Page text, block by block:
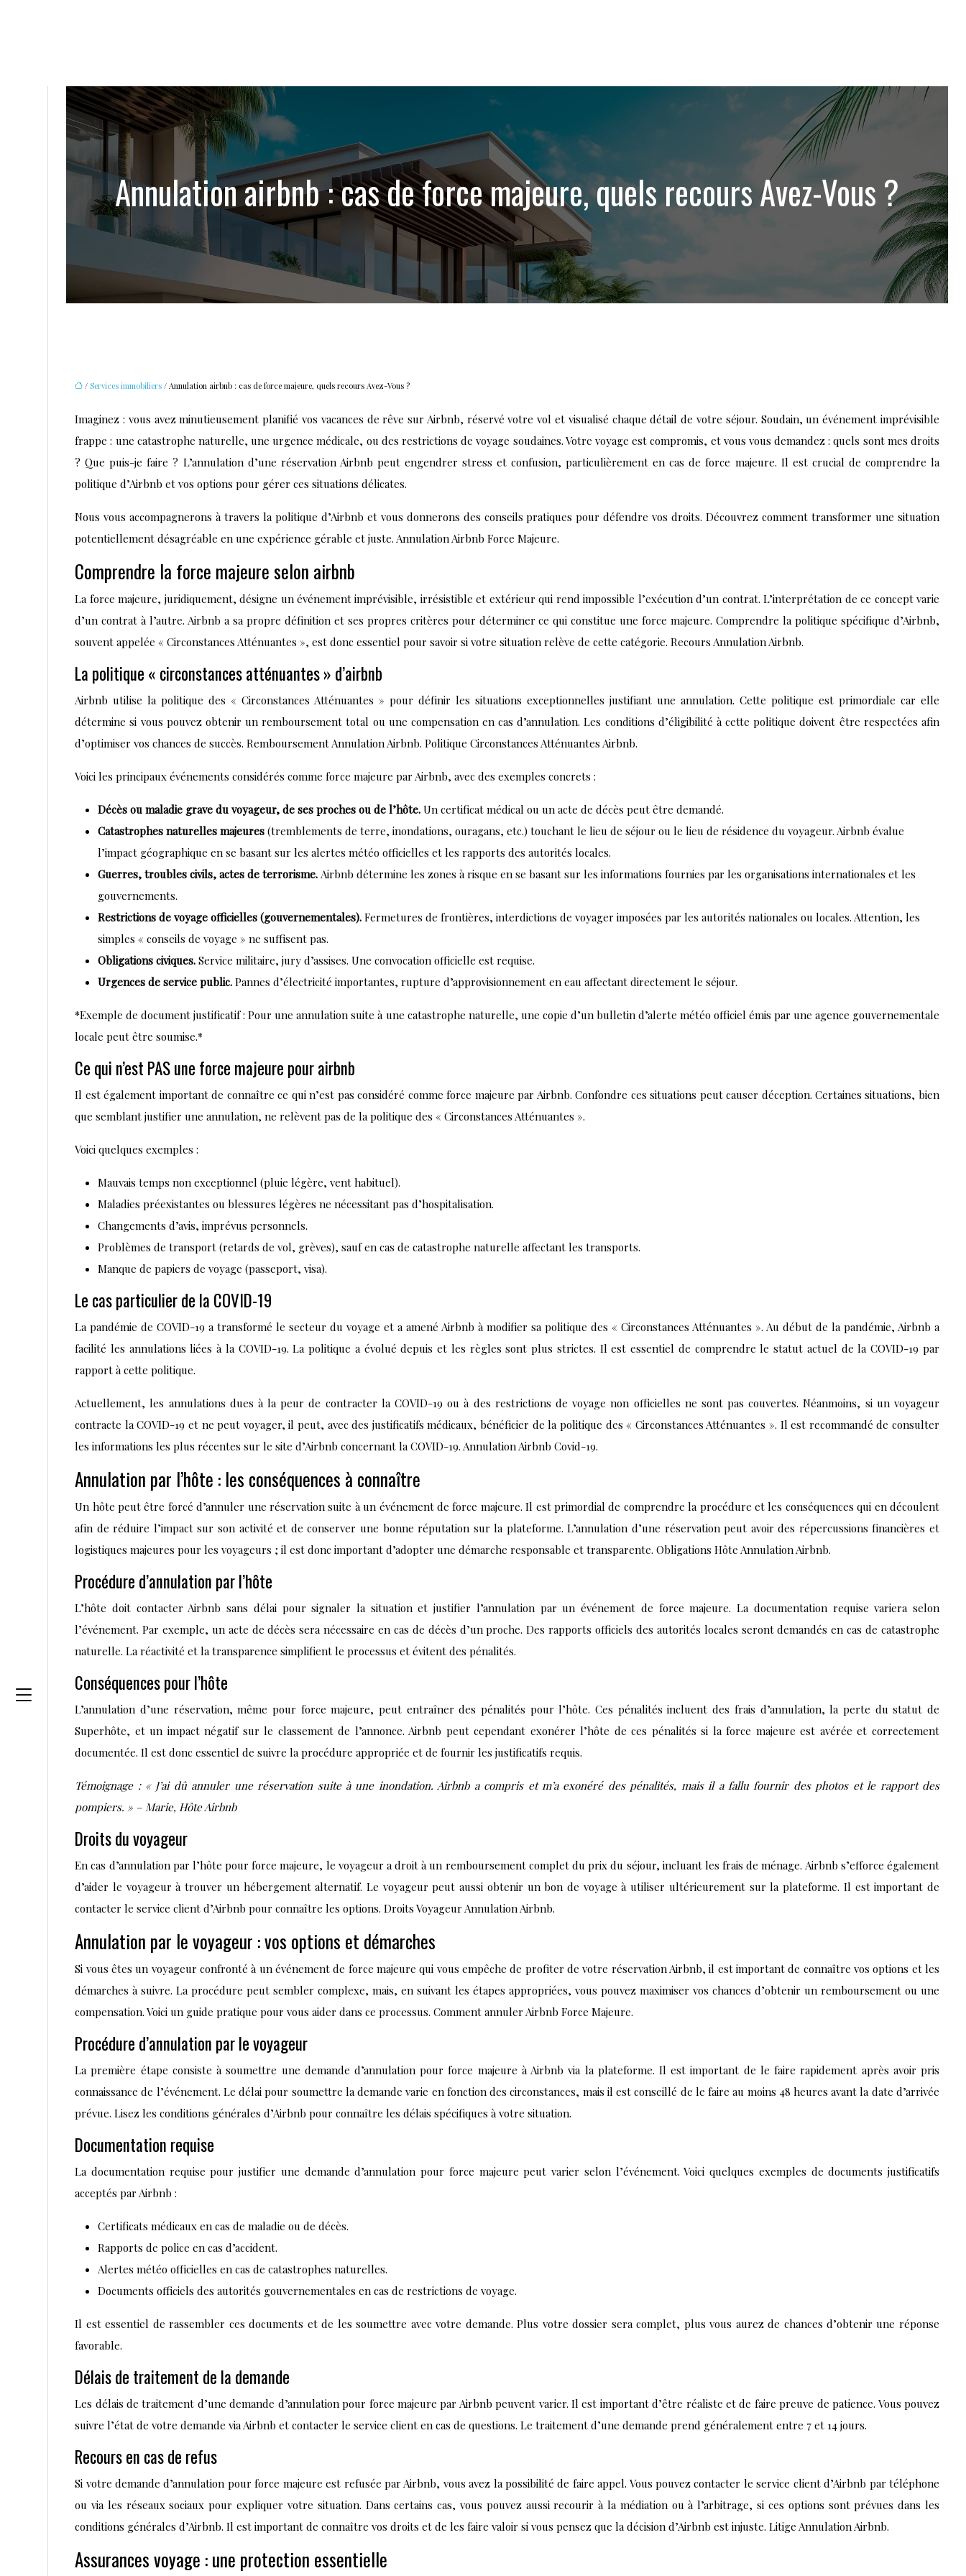
Annulation airbnb : cas de force majeure, quels recours Avez-Vous ?
/Services immobiliers / Annulation airbnb : cas de force majeure, quels recours Avez-Vous ?
Imaginez : vous avez minutieusement planifié vos vacances de rêve sur Airbnb, réservé votre vol et visualisé chaque détail de votre séjour. Soudain, un événement imprévisible
frappe : une catastrophe naturelle, une urgence médicale, ou des restrictions de voyage soudaines. Votre voyage est compromis, et vous vous demandez : quels sont mes droits
? Que puis-je faire ? L’annulation d’une réservation Airbnb peut engendrer stress et confusion, particulièrement en cas de force majeure. Il est crucial de comprendre la
politique d’Airbnb et vos options pour gérer ces situations délicates.
Nous vous accompagnerons à travers la politique d’Airbnb et vous donnerons des conseils pratiques pour défendre vos droits. Découvrez comment transformer une situation
potentiellement désagréable en une expérience gérable et juste. Annulation Airbnb Force Majeure.
Comprendre la force majeure selon airbnb
La force majeure, juridiquement, désigne un événement imprévisible, irrésistible et extérieur qui rend impossible l’exécution d’un contrat. L’interprétation de ce concept varie
d’un contrat à l’autre. Airbnb a sa propre définition et ses propres critères pour déterminer ce qui constitue une force majeure. Comprendre la politique spécifique d’Airbnb,
souvent appelée « Circonstances Atténuantes », est donc essentiel pour savoir si votre situation relève de cette catégorie. Recours Annulation Airbnb.
La politique « circonstances atténuantes » d’airbnb
Airbnb utilise la politique des « Circonstances Atténuantes » pour définir les situations exceptionnelles justifiant une annulation. Cette politique est primordiale car elle
détermine si vous pouvez obtenir un remboursement total ou une compensation en cas d’annulation. Les conditions d’éligibilité à cette politique doivent être respectées afin
d’optimiser vos chances de succès. Remboursement Annulation Airbnb. Politique Circonstances Atténuantes Airbnb.
Voici les principaux événements considérés comme force majeure par Airbnb, avec des exemples concrets :
Décès ou maladie grave du voyageur, de ses proches ou de l’hôte.Un certificat médical ou un acte de décès peut être demandé.
Catastrophes naturelles majeures(tremblements de terre, inondations, ouragans, etc.) touchant le lieu de séjour ou le lieu de résidence du voyageur. Airbnb évalue
l’impact géographique en se basant sur les alertes météo officielles et les rapports des autorités locales.
Guerres, troubles civils, actes de terrorisme.Airbnb détermine les zones à risque en se basant sur les informations fournies par les organisations internationales et les
gouvernements.
Restrictions de voyage officielles (gouvernementales).Fermetures de frontières, interdictions de voyager imposées par les autorités nationales ou locales. Attention, les
simples « conseils de voyage » ne suffisent pas.
Obligations civiques.Service militaire, jury d’assises. Une convocation officielle est requise.
Urgences de service public.Pannes d’électricité importantes, rupture d’approvisionnement en eau affectant directement le séjour.
*Exemple de document justificatif : Pour une annulation suite à une catastrophe naturelle, une copie d’un bulletin d’alerte météo officiel émis par une agence gouvernementale
locale peut être soumise.*
Ce qui n’est PAS une force majeure pour airbnb
Il est également important de connaître ce qui n’est pas considéré comme force majeure par Airbnb. Confondre ces situations peut causer déception. Certaines situations, bien
que semblant justifier une annulation, ne relèvent pas de la politique des « Circonstances Atténuantes ».
Voici quelques exemples :
Mauvais temps non exceptionnel (pluie légère, vent habituel).
Maladies préexistantes ou blessures légères ne nécessitant pas d’hospitalisation.
Changements d’avis, imprévus personnels.
Problèmes de transport (retards de vol, grèves), sauf en cas de catastrophe naturelle affectant les transports.
Manque de papiers de voyage (passeport, visa).
Le cas particulier de la COVID-19
La pandémie de COVID-19 a transformé le secteur du voyage et a amené Airbnb à modifier sa politique des « Circonstances Atténuantes ». Au début de la pandémie, Airbnb a
facilité les annulations liées à la COVID-19. La politique a évolué depuis et les règles sont plus strictes. Il est essentiel de comprendre le statut actuel de la COVID-19 par
rapport à cette politique.
Actuellement, les annulations dues à la peur de contracter la COVID-19 ou à des restrictions de voyage non officielles ne sont pas couvertes. Néanmoins, si un voyageur
contracte la COVID-19 et ne peut voyager, il peut, avec des justificatifs médicaux, bénéficier de la politique des « Circonstances Atténuantes ». Il est recommandé de consulter
les informations les plus récentes sur le site d’Airbnb concernant la COVID-19. Annulation Airbnb Covid-19.
Annulation par l’hôte : les conséquences à connaître
Un hôte peut être forcé d’annuler une réservation suite à un événement de force majeure. Il est primordial de comprendre la procédure et les conséquences qui en découlent
afin de réduire l’impact sur son activité et de conserver une bonne réputation sur la plateforme. L’annulation d’une réservation peut avoir des répercussions financières et
logistiques majeures pour les voyageurs ; il est donc important d’adopter une démarche responsable et transparente. Obligations Hôte Annulation Airbnb.
Procédure d’annulation par l’hôte
L’hôte doit contacter Airbnb sans délai pour signaler la situation et justifier l’annulation par un événement de force majeure. La documentation requise variera selon
l’événement. Par exemple, un acte de décès sera nécessaire en cas de décès d’un proche. Des rapports officiels des autorités locales seront demandés en cas de catastrophe
naturelle. La réactivité et la transparence simplifient le processus et évitent des pénalités.
Conséquences pour l’hôte
L’annulation d’une réservation, même pour force majeure, peut entraîner des pénalités pour l’hôte. Ces pénalités incluent des frais d’annulation, la perte du statut de
Superhôte, et un impact négatif sur le classement de l’annonce. Airbnb peut cependant exonérer l’hôte de ces pénalités si la force majeure est avérée et correctement
documentée. Il est donc essentiel de suivre la procédure appropriée et de fournir les justificatifs requis.
Témoignage : « J’ai dû annuler une réservation suite à une inondation. Airbnb a compris et m’a exonéré des pénalités, mais il a fallu fournir des photos et le rapport des
pompiers. » – Marie, Hôte Airbnb
Droits du voyageur
En cas d’annulation par l’hôte pour force majeure, le voyageur a droit à un remboursement complet du prix du séjour, incluant les frais de ménage. Airbnb s’efforce également
d’aider le voyageur à trouver un hébergement alternatif. Le voyageur peut aussi obtenir un bon de voyage à utiliser ultérieurement sur la plateforme. Il est important de
contacter le service client d’Airbnb pour connaître les options. Droits Voyageur Annulation Airbnb.
Annulation par le voyageur : vos options et démarches
Si vous êtes un voyageur confronté à un événement de force majeure qui vous empêche de profiter de votre réservation Airbnb, il est important de connaître vos options et les
démarches à suivre. La procédure peut sembler complexe, mais, en suivant les étapes appropriées, vous pouvez maximiser vos chances d’obtenir un remboursement ou une
compensation. Voici un guide pratique pour vous aider dans ce processus. Comment annuler Airbnb Force Majeure.
Procédure d’annulation par le voyageur
La première étape consiste à soumettre une demande d’annulation pour force majeure à Airbnb via la plateforme. Il est important de le faire rapidement après avoir pris
connaissance de l’événement. Le délai pour soumettre la demande varie en fonction des circonstances, mais il est conseillé de le faire au moins 48 heures avant la date d’arrivée
prévue. Lisez les conditions générales d’Airbnb pour connaître les délais spécifiques à votre situation.
Documentation requise
La documentation requise pour justifier une demande d’annulation pour force majeure peut varier selon l’événement. Voici quelques exemples de documents justificatifs
acceptés par Airbnb :
Certificats médicaux en cas de maladie ou de décès.
Rapports de police en cas d’accident.
Alertes météo officielles en cas de catastrophes naturelles.
Documents officiels des autorités gouvernementales en cas de restrictions de voyage.
Il est essentiel de rassembler ces documents et de les soumettre avec votre demande. Plus votre dossier sera complet, plus vous aurez de chances d’obtenir une réponse
favorable.
Délais de traitement de la demande
Les délais de traitement d’une demande d’annulation pour force majeure par Airbnb peuvent varier. Il est important d’être réaliste et de faire preuve de patience. Vous pouvez
suivre l’état de votre demande via Airbnb et contacter le service client en cas de questions. Le traitement d’une demande prend généralement entre 7 et 14 jours.
Recours en cas de refus
Si votre demande d’annulation pour force majeure est refusée par Airbnb, vous avez la possibilité de faire appel. Vous pouvez contacter le service client d’Airbnb par téléphone
ou via les réseaux sociaux pour expliquer votre situation. Dans certains cas, vous pouvez aussi recourir à la médiation ou à l’arbitrage, si ces options sont prévues dans les
conditions générales d’Airbnb. Il est important de connaître vos droits et de les faire valoir si vous pensez que la décision d’Airbnb est injuste. Litige Annulation Airbnb.
Assurances voyage : une protection essentielle